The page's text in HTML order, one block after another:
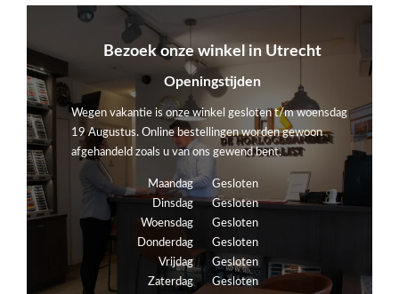
Bezoek onze winkel in Utrecht
Openingstijden
Wegen vakantie is onze winkel gesloten t/m woensdag
19 Augustus. Online bestellingen worden gewoon
afgehandeld zoals u van ons gewend bent.
Maandag
Gesloten
Dinsdag
Gesloten
Woensdag
Gesloten
Donderdag
Gesloten
Vrijdag
Gesloten
Zaterdag
Gesloten